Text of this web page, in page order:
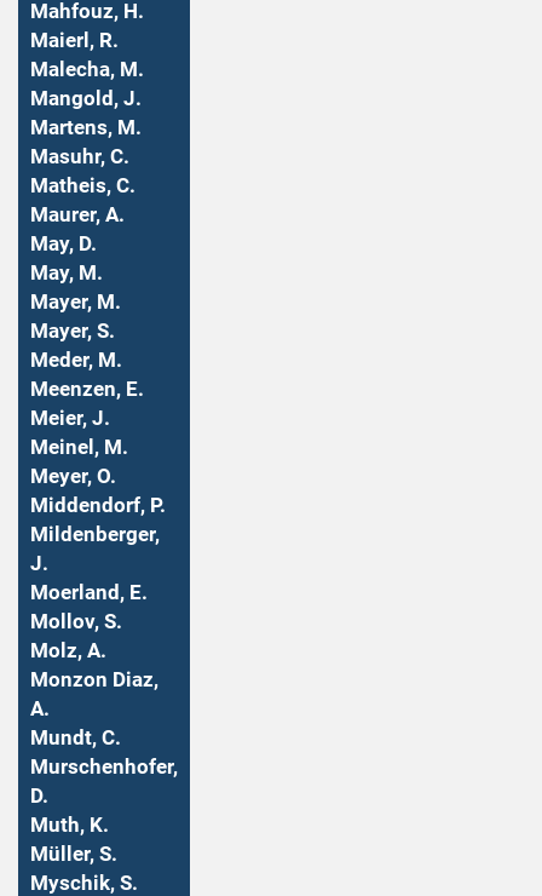
Mahfouz, H.
Maierl, R.
Malecha, M.
Mangold, J.
Martens, M.
Masuhr, C.
Matheis, C.
Maurer, A.
May, D.
May, M.
Mayer, M.
Mayer, S.
Meder, M.
Meenzen, E.
Meier, J.
Meinel, M.
Meyer, O.
Middendorf, P.
Mildenberger,
J.
Moerland, E.
Mollov, S.
Molz, A.
Monzon Diaz,
A.
Mundt, C.
Murschenhofer,
D.
Muth, K.
Müller, S.
Myschik, S.